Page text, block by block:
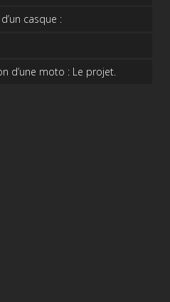
casque :
d’une moto : Le projet.